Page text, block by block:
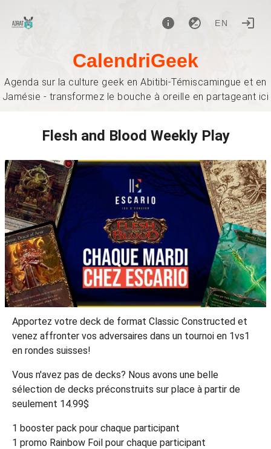
EN
CalendriGeek
Agenda sur la culture geek en Abitibi-Témiscamingue et en
Jamésie - transformez le bouche à oreille en partageant ici
Flesh and Blood Weekly Play
Apportez votre deck de format Classic Constructed et
venez affronter vos adversaires dans un tournoi en 1vs1
en rondes suisses!
Vous n'avez pas de decks? Nous avons une belle
sélection de decks préconstruits sur place à partir de
seulement 14.99$
1 booster pack pour chaque participant
1 promo Rainbow Foil pour chaque participant